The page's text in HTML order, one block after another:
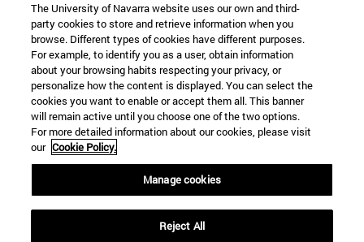
Hasta
BUSCAR
The University of Navarra website uses our own and third-
party cookies to store and retrieve information when you
browse. Different types of cookies have different purposes.
For example, to identify you as a user, obtain information
about your browsing habits respecting your privacy, or
personalize how the content is displayed. You can select the
cookies you want to enable or accept them all. This banner
will remain active until you choose one of the two options.
For more detailed information about our cookies, please visit
our Cookie Policy.
Manage cookies
Reject All